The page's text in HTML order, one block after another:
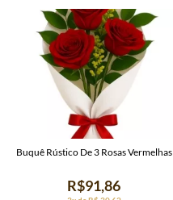
R$91,86
Buquê Rústico De 3 Rosas Vermelhas